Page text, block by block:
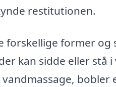
restitutionen.
forskellige former
kan sidde eller stå